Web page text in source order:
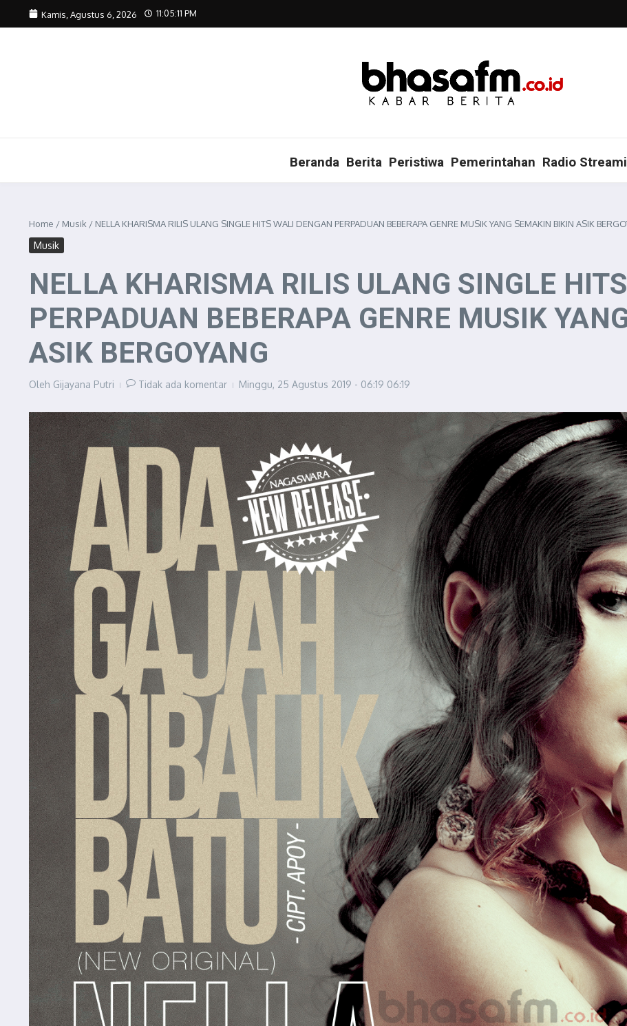
Lewati ke konten
Kamis, Agustus 6, 2026 11:05:13 PM
Beranda Berita Peristiwa Pemerintahan Radio
Home / Musik / NELLA KHARISMA RILIS ULANG SINGLE HITS WALI DENGAN PERPADUAN BEBERAPA GENRE MUSIK YANG SEMAKIN BIKIN ASIK
Musik
NELLA KHARISMA RILIS ULANG SINGLE
PERPADUAN BEBERAPA GENRE MUSIK
ASIK BERGOYANG
Oleh Gijayana Putri Tidak ada komentar Minggu, 25 Agustus 2019 - 06:19 06:19